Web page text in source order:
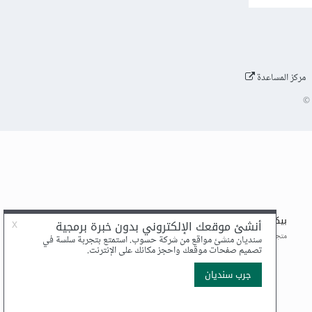
مركز المساعدة
©